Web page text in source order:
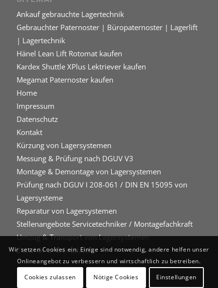
Ankauf gebrauchte Lagertechnik
Gebrauchter Paternoster | Büropaternoster | Lagerlift
| Lagertechnik
Hänel Lean Lift Rotomat kaufen
Kardex Shuttle XPlus Lektriever kaufen
Megamat Paternoster kaufen
Home
Impressum
Datenschutz
Kontakt
Kürzung von Lagersystemen
Messung & Prüfung nach DGUV V3
Montage & Demontage von Lagersystemen
Prüfung nach DGUV I 208-061 / DIN EN 15095 von
Lagersysteme
Reparatur von Lagersystemen
Stellenangebote Servicetechniker / Montagefachkraft
Umzug & Transport von Lagersystemen
Zubehör und Ersatzteile
Wir setzen Cookies ein. Einige sind notwendig, andere helfen unser
Onlineangebot zu verbessern und wirtschaftlich zu betreiben.
Cookies zulassen
Nötige Cookies Einstellungen